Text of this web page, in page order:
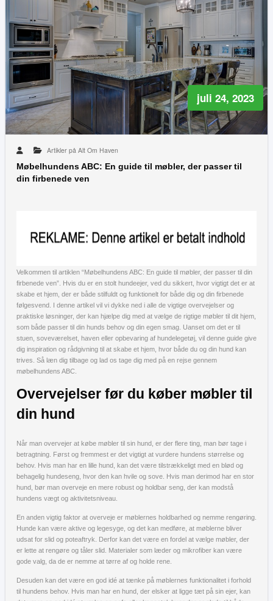
juli 24, 2023
Artikler på Alt Om Haven
Møbelhundens ABC: En guide til møbler, der passer til
din firbenede ven
Velkommen til artiklen “Møbelhundens ABC: En guide til møbler, der passer til din
firbenede ven”. Hvis du er en stolt hundeejer, ved du sikkert, hvor vigtigt det er at
skabe et hjem, der er både stilfuldt og funktionelt for både dig og din firbenede
følgesvend. I denne artikel vil vi dykke ned i alle de vigtige overvejelser og
praktiske løsninger, der kan hjælpe dig med at vælge de rigtige møbler til dit hjem,
som både passer til din hunds behov og din egen smag. Uanset om det er til
stuen, soveværelset, haven eller opbevaring af hundelegetøj, vil denne guide give
dig inspiration og rådgivning til at skabe et hjem, hvor både du og din hund kan
trives. Så læn dig tilbage og lad os tage dig med på en rejse gennem
møbelhundens ABC.
Overvejelser før du køber møbler til
din hund
Når man overvejer at købe møbler til sin hund, er der flere ting, man bør tage i
betragtning. Først og fremmest er det vigtigt at vurdere hundens størrelse og
behov. Hvis man har en lille hund, kan det være tilstrækkeligt med en blød og
behagelig hundeseng, hvor den kan hvile og sove. Hvis man derimod har en stor
hund, bør man overveje en mere robust og holdbar seng, der kan modstå
hundens vægt og aktivitetsniveau.
En anden vigtig faktor at overveje er møblernes holdbarhed og nemme rengøring.
Hunde kan være aktive og legesyge, og det kan medføre, at møblerne bliver
udsat for slid og poteaftryk. Derfor kan det være en fordel at vælge møbler, der
er lette at rengøre og tåler slid. Materialer som læder og mikrofiber kan være
gode valg, da de er nemme at tørre af og holde rene.
Desuden kan det være en god idé at tænke på møblernes funktionalitet i forhold
til hundens behov. Hvis man har en hund, der elsker at ligge tæt på sin ejer, kan